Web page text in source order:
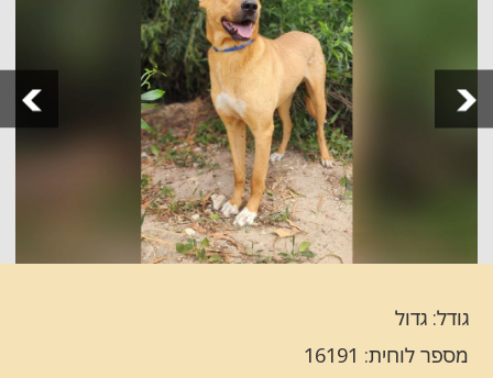
גודל: גדול
מספר לוחית: 16191